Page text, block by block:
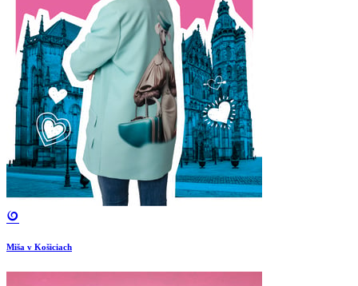
Miša v Košiciach